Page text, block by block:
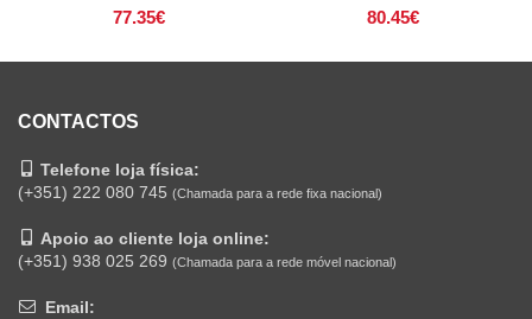
77.35€ 80.45€
CONTACTOS
Telefone loja física:
(+351) 222 080 745 (Chamada para a rede fixa nacional)
Apoio ao cliente loja online:
(+351) 938 025 269 (Chamada para a rede móvel nacional)
Email: